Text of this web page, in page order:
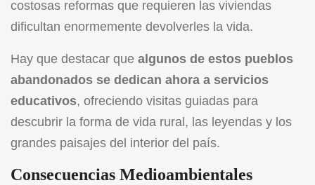
costosas reformas que requieren las viviendas
dificultan enormemente devolverles la vida.
Hay que destacar que algunos de estos pueblos
abandonados se dedican ahora a servicios
educativos, ofreciendo visitas guiadas para
descubrir la forma de vida rural, las leyendas y los
grandes paisajes del interior del país.
Consecuencias Medioambientales